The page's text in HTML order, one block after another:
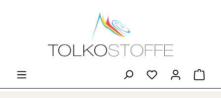
Zum Hauptinhalt springen
Du hast 0